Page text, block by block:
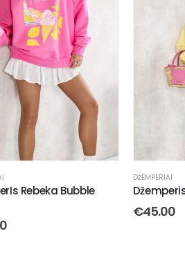
Rebeka Bubble
DŽEMPERIAI
€45.00